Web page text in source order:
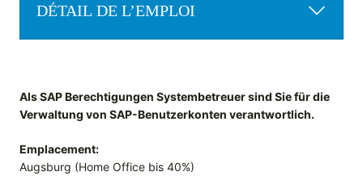
DÉTAIL DE L’EMPLOI
Als SAP Berechtigungen Systembetreuer sind Sie für die
Verwaltung von SAP-Benutzerkonten verantwortlich.
Emplacement:
Augsburg (Home Office bis 40%)